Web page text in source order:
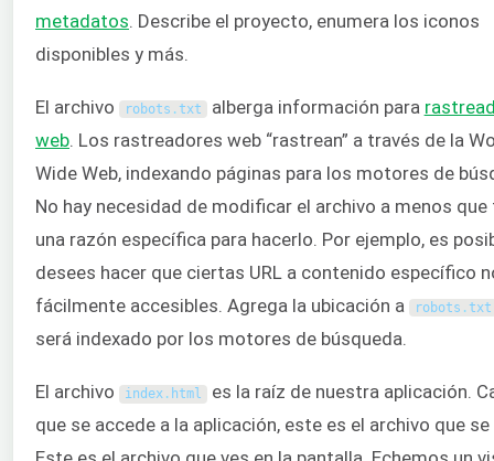
metadatos . Describe el proyecto, enumera los iconos
disponibles y más.
El archivo robots .txt alberga información para
web. Los rastreadores web “rastrean” a través de la
Wide Web, indexando páginas para los motores de
No hay necesidad de modificar el archivo a menos
una razón específica para hacerlo. Por ejemplo, es
desees hacer que ciertas URL a contenido específico
fácilmente accesibles. Agrega la ubicación a
robots .txt
será indexado por los motores de búsqueda.
El archivo index. html es la raíz de nuestra aplicación.
que se accede a la aplicación, este es el archivo que se